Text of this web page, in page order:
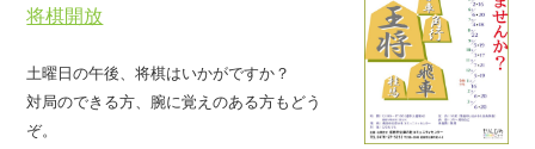
将棋開放
土曜日の午後、将棋はいかがですか？
対局のできる方、腕に覚えのある方もどう
ぞ。